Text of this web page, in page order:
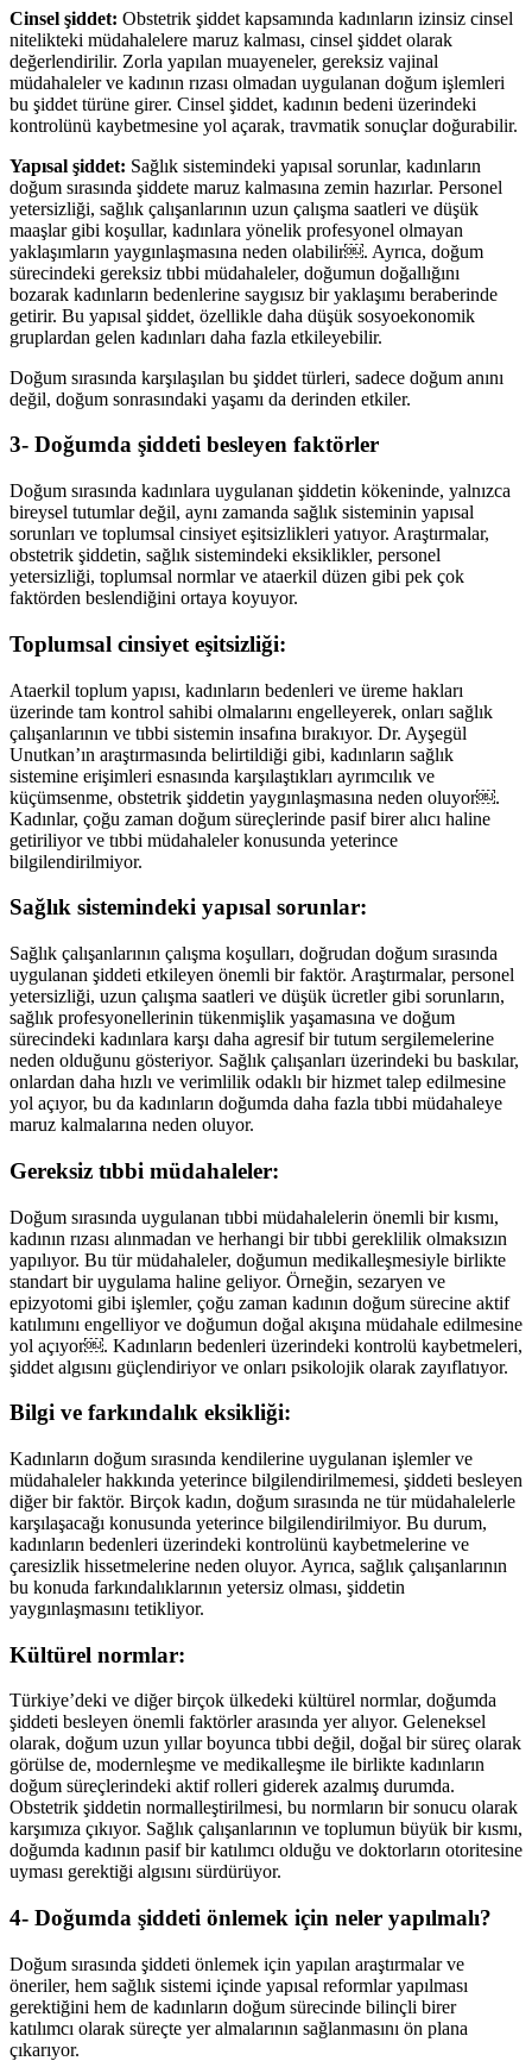
Cinsel şiddet: Obstetrik şiddet kapsamında kadınların izinsiz cinsel
nitelikteki müdahalelere maruz kalması, cinsel şiddet olarak
değerlendirilir. Zorla yapılan muayeneler, gereksiz vajinal
müdahaleler ve kadının rızası olmadan uygulanan doğum işlemleri
bu şiddet türüne girer. Cinsel şiddet, kadının bedeni üzerindeki
kontrolünü kaybetmesine yol açarak, travmatik sonuçlar doğurabilir.
Yapısal şiddet: Sağlık sistemindeki yapısal sorunlar, kadınların
doğum sırasında şiddete maruz kalmasına zemin hazırlar. Personel
yetersizliği, sağlık çalışanlarının uzun çalışma saatleri ve düşük
maaşlar gibi koşullar, kadınlara yönelik profesyonel olmayan
yaklaşımların yaygınlaşmasına neden olabilir￼. Ayrıca, doğum
sürecindeki gereksiz tıbbi müdahaleler, doğumun doğallığını
bozarak kadınların bedenlerine saygısız bir yaklaşımı beraberinde
getirir. Bu yapısal şiddet, özellikle daha düşük sosyoekonomik
gruplardan gelen kadınları daha fazla etkileyebilir.
Doğum sırasında karşılaşılan bu şiddet türleri, sadece doğum anını
değil, doğum sonrasındaki yaşamı da derinden etkiler.
3- Doğumda şiddeti besleyen faktörler
Doğum sırasında kadınlara uygulanan şiddetin kökeninde, yalnızca
bireysel tutumlar değil, aynı zamanda sağlık sisteminin yapısal
sorunları ve toplumsal cinsiyet eşitsizlikleri yatıyor. Araştırmalar,
obstetrik şiddetin, sağlık sistemindeki eksiklikler, personel
yetersizliği, toplumsal normlar ve ataerkil düzen gibi pek çok
faktörden beslendiğini ortaya koyuyor.
Toplumsal cinsiyet eşitsizliği:
Ataerkil toplum yapısı, kadınların bedenleri ve üreme hakları
üzerinde tam kontrol sahibi olmalarını engelleyerek, onları sağlık
çalışanlarının ve tıbbi sistemin insafına bırakıyor. Dr. Ayşegül
Unutkan’ın araştırmasında belirtildiği gibi, kadınların sağlık
sistemine erişimleri esnasında karşılaştıkları ayrımcılık ve
küçümsenme, obstetrik şiddetin yaygınlaşmasına neden oluyor￼.
Kadınlar, çoğu zaman doğum süreçlerinde pasif birer alıcı haline
getiriliyor ve tıbbi müdahaleler konusunda yeterince
bilgilendirilmiyor.
Sağlık sistemindeki yapısal sorunlar:
Sağlık çalışanlarının çalışma koşulları, doğrudan doğum sırasında
uygulanan şiddeti etkileyen önemli bir faktör. Araştırmalar, personel
yetersizliği, uzun çalışma saatleri ve düşük ücretler gibi sorunların,
sağlık profesyonellerinin tükenmişlik yaşamasına ve doğum
sürecindeki kadınlara karşı daha agresif bir tutum sergilemelerine
neden olduğunu gösteriyor. Sağlık çalışanları üzerindeki bu baskılar,
onlardan daha hızlı ve verimlilik odaklı bir hizmet talep edilmesine
yol açıyor, bu da kadınların doğumda daha fazla tıbbi müdahaleye
maruz kalmalarına neden oluyor.
Gereksiz tıbbi müdahaleler:
Doğum sırasında uygulanan tıbbi müdahalelerin önemli bir kısmı,
kadının rızası alınmadan ve herhangi bir tıbbi gereklilik olmaksızın
yapılıyor. Bu tür müdahaleler, doğumun medikalleşmesiyle birlikte
standart bir uygulama haline geliyor. Örneğin, sezaryen ve
epizyotomi gibi işlemler, çoğu zaman kadının doğum sürecine aktif
katılımını engelliyor ve doğumun doğal akışına müdahale edilmesine
yol açıyor￼. Kadınların bedenleri üzerindeki kontrolü kaybetmeleri,
şiddet algısını güçlendiriyor ve onları psikolojik olarak zayıflatıyor.
Bilgi ve farkındalık eksikliği:
Kadınların doğum sırasında kendilerine uygulanan işlemler ve
müdahaleler hakkında yeterince bilgilendirilmemesi, şiddeti besleyen
diğer bir faktör. Birçok kadın, doğum sırasında ne tür müdahalelerle
karşılaşacağı konusunda yeterince bilgilendirilmiyor. Bu durum,
kadınların bedenleri üzerindeki kontrolünü kaybetmelerine ve
çaresizlik hissetmelerine neden oluyor. Ayrıca, sağlık çalışanlarının
bu konuda farkındalıklarının yetersiz olması, şiddetin
yaygınlaşmasını tetikliyor.
Kültürel normlar:
Türkiye’deki ve diğer birçok ülkedeki kültürel normlar, doğumda
şiddeti besleyen önemli faktörler arasında yer alıyor. Geleneksel
olarak, doğum uzun yıllar boyunca tıbbi değil, doğal bir süreç olarak
görülse de, modernleşme ve medikalleşme ile birlikte kadınların
doğum süreçlerindeki aktif rolleri giderek azalmış durumda.
Obstetrik şiddetin normalleştirilmesi, bu normların bir sonucu olarak
karşımıza çıkıyor. Sağlık çalışanlarının ve toplumun büyük bir kısmı,
doğumda kadının pasif bir katılımcı olduğu ve doktorların otoritesine
uyması gerektiği algısını sürdürüyor.
4- Doğumda şiddeti önlemek için neler yapılmalı?
Doğum sırasında şiddeti önlemek için yapılan araştırmalar ve
öneriler, hem sağlık sistemi içinde yapısal reformlar yapılması
gerektiğini hem de kadınların doğum sürecinde bilinçli birer
katılımcı olarak süreçte yer almalarının sağlanmasını ön plana
çıkarıyor.